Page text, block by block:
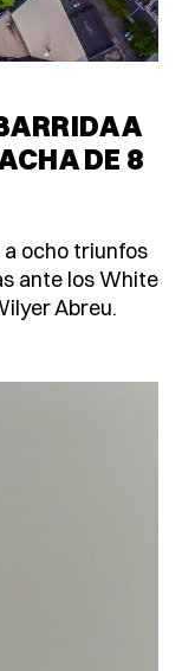
A
DE 8
a ocho triunfos
ante los White
Abreu.